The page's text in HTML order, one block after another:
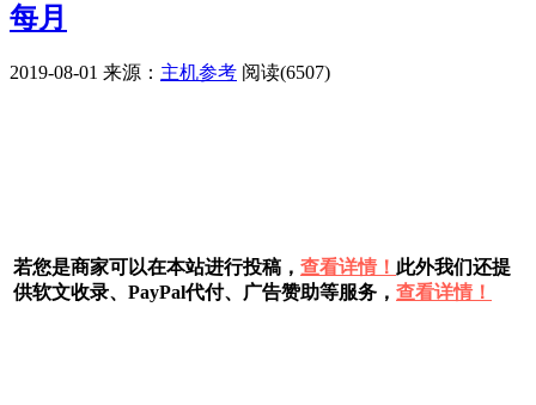
每月
2019-08-01 来源： 主机参考 阅读(6507)
若您是商家可以在本站进行投稿， 查看详情！ 此外我们还提
供软文收录、PayPal代付、广告赞助等服务， 查看详情！